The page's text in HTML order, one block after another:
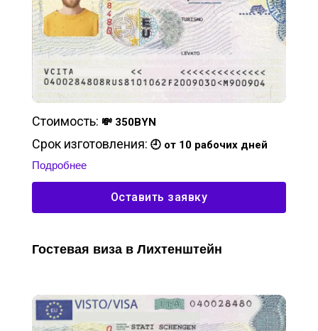
Стоимость: 💸 350BYN
Срок изготовления: 🕘 от 10 рабочих дней
Подробнее
Оставить заявку
Гостевая виза в Лихтенштейн